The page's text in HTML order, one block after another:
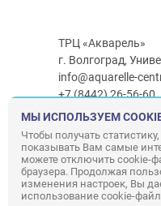
ТРЦ «Акварель»
г. Волгоград,
info@aquarelle-
+7 (8442) 26-56-60
Часы работы ТРЦ:
Часы работы г/м
Часы работыг/м
Правила
МЫ ИСПОЛЬЗУЕМ
Чтобы получать
показывать Вам самые
можете отключить cookie-
браузера. Продолжая
изменения настроек, Вы
использование cookie-